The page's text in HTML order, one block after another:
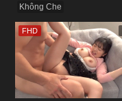
Không Che
FHD